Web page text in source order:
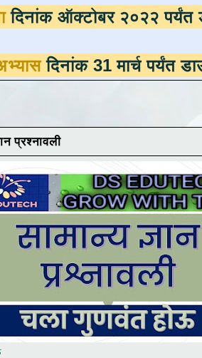
दिनांक ऑक्टोबर
31 मार्च पर्यंत
प्रश्नावली